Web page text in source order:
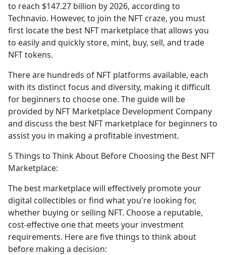
to reach $147.27 billion by 2026, according to
Technavio. However, to join the NFT craze, you must
first locate the best NFT marketplace that allows you
to easily and quickly store, mint, buy, sell, and trade
NFT tokens.
There are hundreds of NFT platforms available, each
with its distinct focus and diversity, making it difficult
for beginners to choose one. The guide will be
provided by NFT Marketplace Development Company
and discuss the best NFT marketplace for beginners to
assist you in making a profitable investment.
5 Things to Think About Before Choosing the Best NFT
Marketplace:
The best marketplace will effectively promote your
digital collectibles or find what you're looking for,
whether buying or selling NFT. Choose a reputable,
cost-effective one that meets your investment
requirements. Here are five things to think about
before making a decision: